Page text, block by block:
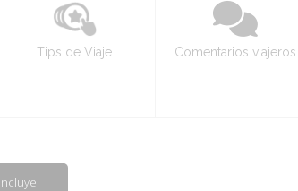
Tips de Viaje Comentarios viajeros